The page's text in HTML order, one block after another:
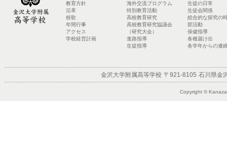
教育方針
沿革
校歌
年間行事
アクセス
学校経営計画
海外交流プログラム
特別教育活動
高校教育研究
高校教育研究協議会
（研究大会）
進路指導
生徒指導
生徒の日常
生徒会関係
総合的な探究の
部活動
保健指導
各種届け出
各学年からの連
金沢大学附属高等学校 〒921-8105 石川県金
Copyright ©